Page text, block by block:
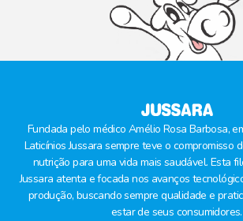
Fundada pelo médico Amélio Rosa Barbosa,
Laticínios Jussara sempre teve o compromisso
nutrição para uma vida mais saudável. Esta
Jussara atenta e focada nos avanços
produção, buscando sempre qualidade e
estar de seus consumidores.